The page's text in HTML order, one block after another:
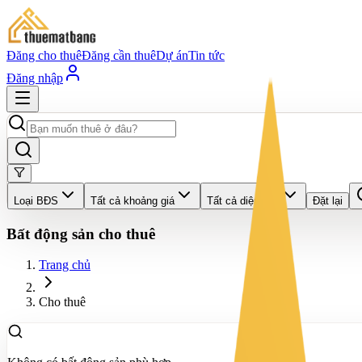
Đăng cho thuêĐăng cần thuêDự ánTin tức
Đăng nhập
Loại BĐS Tất cả khoảng giá Tất cả diện tích Đặt lại
Bất động sản cho thuê
Trang chủ
Cho thuê